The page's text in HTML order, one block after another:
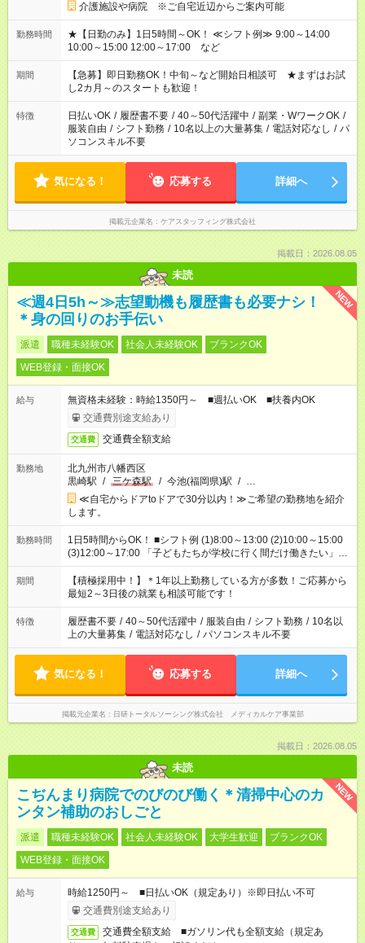
介護施設や病院 ※ご自宅近辺からご案内可能
勤務時間
★【日勤のみ】1日5時間～OK！ ≪シフト例≫ 9:00～14:00
10:00～15:00 12:00～17:00 など
期間
【急募】即日勤務OK！中旬～など開始日相談可 ★まずはお試
し2カ月～のスタートも歓迎！
特徴 日払いOK / 履歴書不要 / 40～50代活躍中 / 副業・WワークOK /
服装自由 / シフト勤務 / 10名以上の大量募集 / 電話対応なし / パ
ソコンスキル不要
気になる！ 応募する 詳細へ
掲載元企業名 ケアスタッフィング株式会社
掲載日：2026.08.05
未読
NEW
≪週4日5h～≫志望動機も履歴書も必要ナシ！
＊身の回りのお手伝い
派遣 職種未経験OK 社会人未経験OK
ブランクOK
WEB登録・面接OK
給与
無資格未経験：時給1350円～ ■週払いOK ■扶養内OK
交通費別途支給あり
交通費 交通費全額支給
勤務地
北九州市八幡西区
黒崎駅 / 三ケ森駅 / 今池(福岡県)駅 / …
≪自宅からドアtoドアで30分以内！≫ご希望の勤務地を紹介
します。
勤務時間
1日5時間からOK！ ■シフト例 (1)8:00～13:00 (2)10:00～15:00
(3)12:00～17:00 「子どもたちが学校に行く間だけ働きたい」
「余裕を持って夕飯の準備がしたい」 「午前中は働いて、午後
はプライベートの時間にしたい」 など、ご希望を教えてくださ
いね。 ※Wワーク希望の方へ 今ご覧のお仕事で希望する勤務時
間と、もう1つのお仕事の勤務時間。 合計で週40時間を超える
場合は応募できません。
期間
【積極採用中！】＊1年以上勤務している方が多数！ご応募から
最短2～3日後の就業も相談可能です！
特徴 履歴書不要 / 40～50代活躍中 / 服装自由 / シフト勤務 / 10名以
上の大量募集 / 電話対応なし / パソコンスキル不要
気になる！ 応募する 詳細へ
掲載元企業名 日研トータルソーシング株式会社 メディカルケア事業部
掲載日：2026.08.05
未読
NEW
こぢんまり病院でのびのび働く＊清掃中心のカ
ンタン補助のおしごと
派遣 職種未経験OK 社会人未経験OK 大学生歓迎
ブランクOK
WEB登録・面接OK
給与
時給1250円～ ■日払いOK（規定あり）※即日払い不可
交通費別途支給あり
交通費
交通費全額支給 ■ガソリン代も全額支給（規定あ